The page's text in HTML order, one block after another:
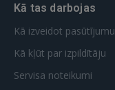
Kā tas darbojas
Kā izveidot pasūtījumu
Kā kļūt par izpildītāju
Servisa noteikumi